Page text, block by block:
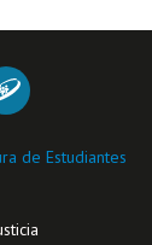
de Estudiantes